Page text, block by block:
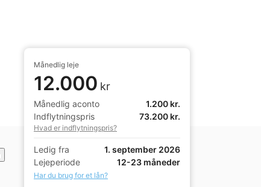
Månedlig leje
12.000 kr
Månedlig aconto
1.200 kr.
Indflytningspris
73.200 kr.
Hvad er indflytningspris?
Ledig fra
1. september 2026
Lejeperiode
12-23 måneder
Har du brug for et lån?